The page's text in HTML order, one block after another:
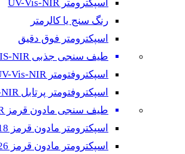
اسپکترومتر UV-Vis-NIR
رنگ سنج یا کالرمتر
اسپکترومتر فوق دقیق
طیف سنجی جذبی UV-VIS-NIR
اسپکتروفتومتر UV-Vis-NIR
اسپکتروفتومتر پرتابل UV-Vis-NIR
طیف سنجی مادون قرمز FTIR
اسپکترومتر مادون قرمز OSA918
اسپکترومتر مادون قرمز OSA926